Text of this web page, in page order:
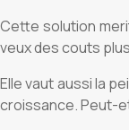
Cette solution
veux des couts
Elle vaut aussi la
croissance. Peut-